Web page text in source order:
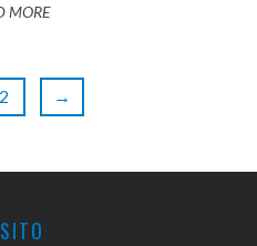
MORE
2 →